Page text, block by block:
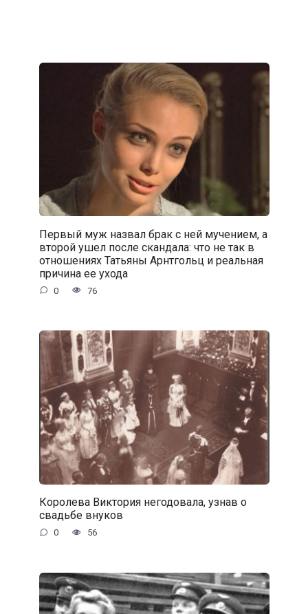
Первый муж назвал брак с ней мучением, а
второй ушел после скандала: что не так в
отношениях Татьяны Арнтгольц и реальная
причина ее ухода
0 76
Королева Виктория негодовала, узнав о
свадьбе внуков
0 56